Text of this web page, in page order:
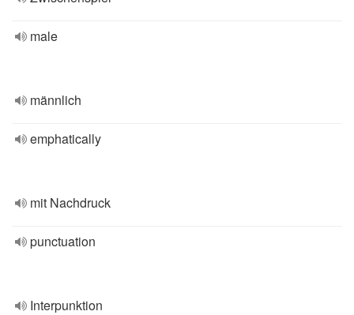
male
männlich
emphatically
mit Nachdruck
punctuation
Interpunktion